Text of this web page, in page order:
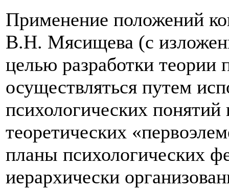
Применение положений
В.Н. Мясищева (с
целью разработки теории
осуществляться путем
психологических
теоретических
планы психологических
иерархически